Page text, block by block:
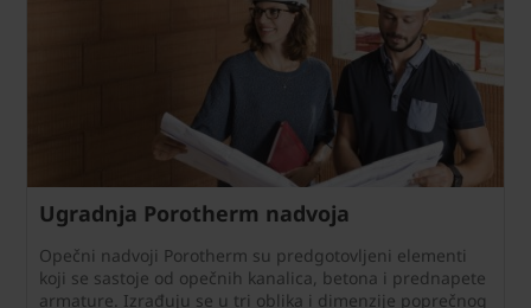
Ugradnja Porotherm nadvoja
Opečni nadvoji Porotherm su predgotovljeni elementi
koji se sastoje od opečnih kanalica, betona i prednapete
armature. Izrađuju se u tri oblika i dimenzije poprečnog